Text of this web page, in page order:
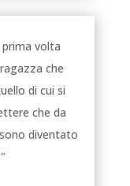
volta
che
di cui si
che da
diventato